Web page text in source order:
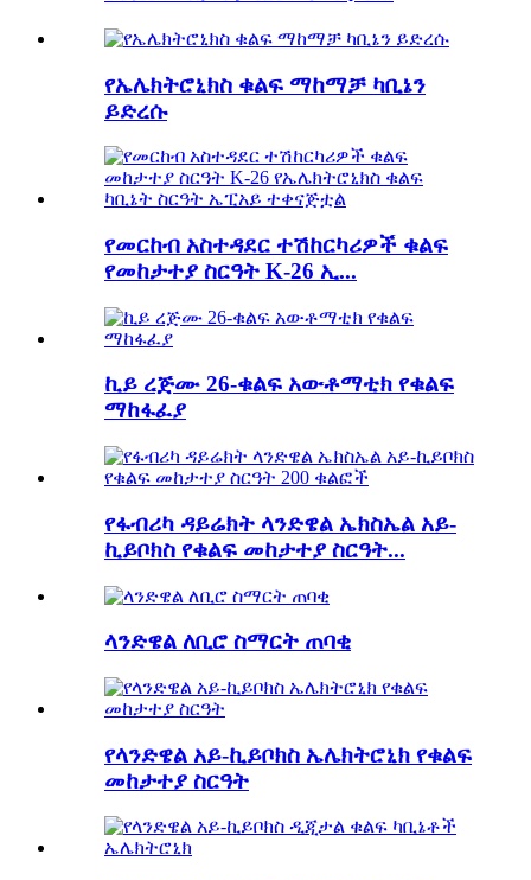
የኤሌክትሮኒክስ ቁልፍ ማከማቻ ካቢኔን
ይድረሱ
የመርከብ አስተዳደር ተሽከርካሪዎች ቁልፍ
የመከታተያ ስርዓት K-26 ኢ...
ኪይ ረጅሙ 26-ቁልፍ አውቶማቲክ የቁልፍ
ማከፋፈያ
የፋብሪካ ዳይሬክት ላንድዌል ኤክስኤል አይ-
ኪይቦክስ የቁልፍ መከታተያ ስርዓት...
ላንድዌል ለቢሮ ስማርት ጠባቂ
የላንድዌል አይ-ኪይቦክስ ኤሌክትሮኒክ የቁልፍ
መከታተያ ስርዓት